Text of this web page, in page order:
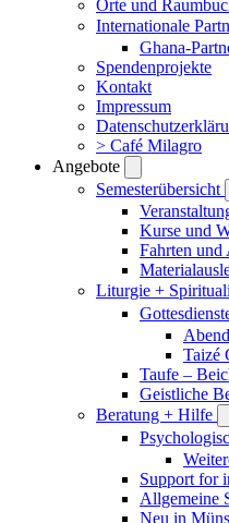
Orte und
Internationale
Ghana-
Spendenprojekte
Kontakt
Impressum
> Café Milagro
Angebote
Semesterübersicht
Kurse und
Fahrten und
Liturgie +
Taizé
Taufe –
Geistliche
Beratung + Hilfe
Support for
Allgemeine
Neu in